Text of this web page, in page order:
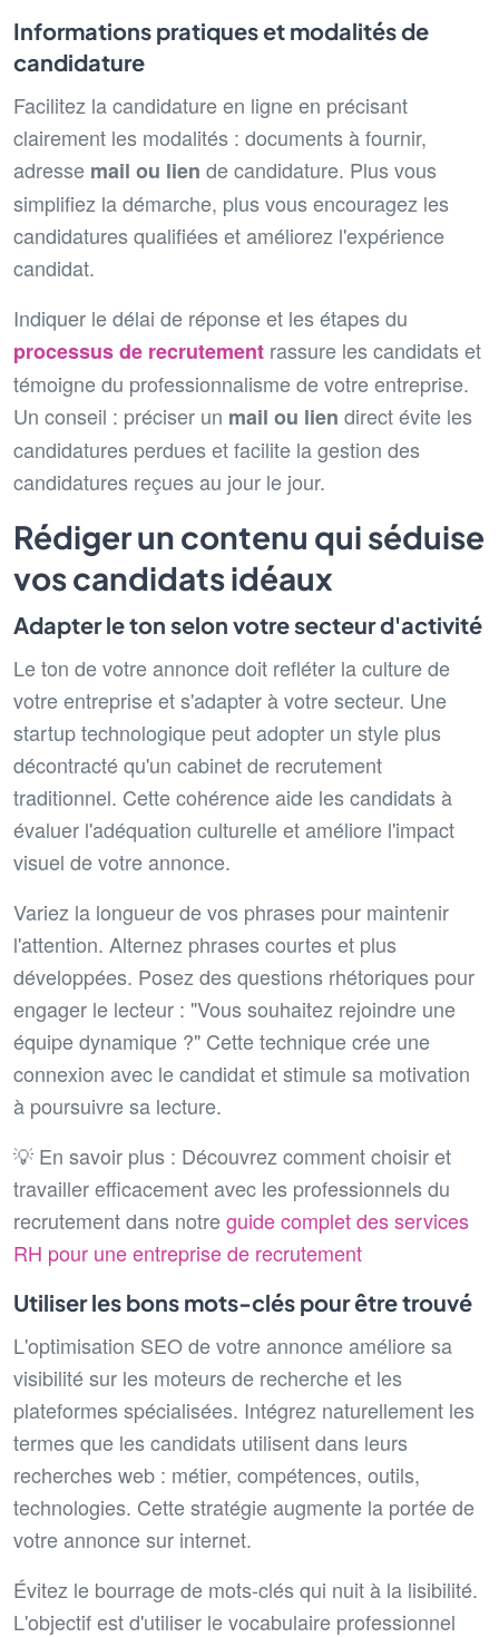
Informations pratiques et modalités de
candidature
Facilitez la candidature en ligne en précisant
clairement les modalités : documents à fournir,
adresse mail ou lien de candidature. Plus vous
simplifiez la démarche, plus vous encouragez les
candidatures qualifiées et améliorez l'expérience
candidat.
Indiquer le délai de réponse et les étapes du
processus de recrutement rassure les candidats et
témoigne du professionnalisme de votre entreprise.
Un conseil : préciser un mail ou lien direct évite les
candidatures perdues et facilite la gestion des
candidatures reçues au jour le jour.
Rédiger un contenu qui séduise
vos candidats idéaux
Adapter le ton selon votre secteur d'activité
Le ton de votre annonce doit refléter la culture de
votre entreprise et s'adapter à votre secteur. Une
startup technologique peut adopter un style plus
décontracté qu'un cabinet de recrutement
traditionnel. Cette cohérence aide les candidats à
évaluer l'adéquation culturelle et améliore l'impact
visuel de votre annonce.
Variez la longueur de vos phrases pour maintenir
l'attention. Alternez phrases courtes et plus
développées. Posez des questions rhétoriques pour
engager le lecteur : "Vous souhaitez rejoindre une
équipe dynamique ?" Cette technique crée une
connexion avec le candidat et stimule sa motivation
à poursuivre sa lecture.
💡 En savoir plus : Découvrez comment choisir et
travailler efficacement avec les professionnels du
recrutement dans notreguide complet des services
RH pour une entreprise de recrutement
Utiliser les bons mots-clés pour être trouvé
L'optimisation SEO de votre annonce améliore sa
visibilité sur les moteurs de recherche et les
plateformes spécialisées. Intégrez naturellement les
termes que les candidats utilisent dans leurs
recherches web : métier, compétences, outils,
technologies. Cette stratégie augmente la portée de
votre annonce sur internet.
Évitez le bourrage de mots-clés qui nuit à la lisibilité.
L'objectif est d'utiliser le vocabulaire professionnel